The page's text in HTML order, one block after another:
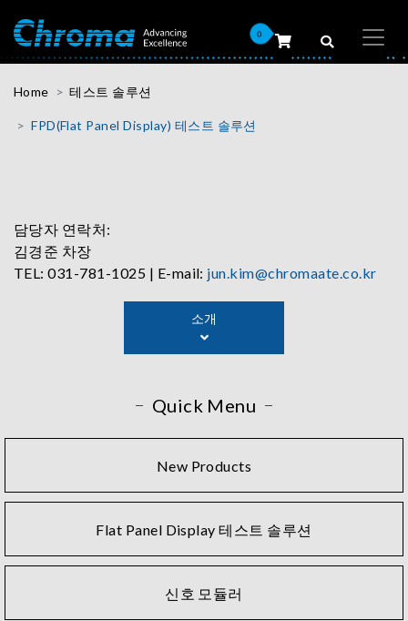
0
Home 테스트 솔루션
FPD(Flat Panel Display) 테스트 솔루션
담당자 연락처:
김경준 차장
TEL: 031-781-1025 | E-mail: jun.kim@chromaate.co.kr
소개
Quick Menu
New Products
Flat Panel Display 테스트 솔루션
신호 모듈러